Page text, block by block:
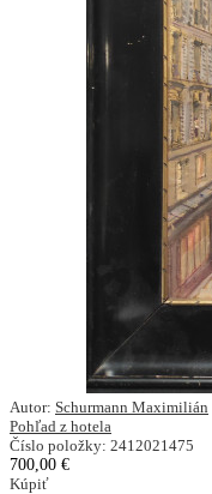
Autor: Schurmann Maximilián
Pohľad z hotela
Číslo položky: 2412021475
700,00 €
Kúpiť